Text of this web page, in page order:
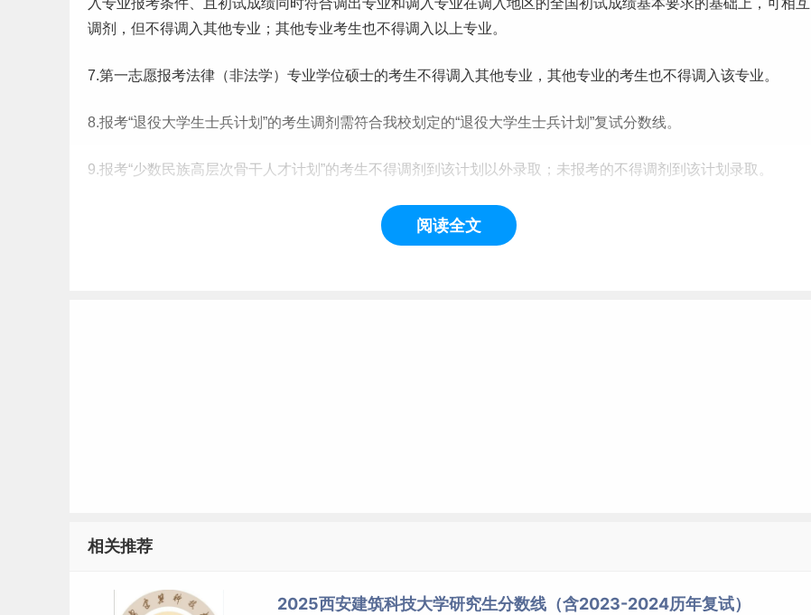
入专业报考条件、且初试成绩同时符合调出专业和调入专业在调入地区的全国初试成绩基本要求的基础上，可相互
调剂，但不得调入其他专业；其他专业考生也不得调入以上专业。
7.第一志愿报考法律（非法学）专业学位硕士的考生不得调入其他专业，其他专业的考生也不得调入该专业。
8.报考“退役大学生士兵计划”的考生调剂需符合我校划定的“退役大学生士兵计划”复试分数线。
9.报考“少数民族高层次骨干人才计划”的考生不得调剂到该计划以外录取；未报考的不得调剂到该计划录取。
10.参加单独考试（含强军计划、援藏计划）的考生不得调剂。
阅读全文
相关推荐
2025西安建筑科技大学研究生分数线（含2023-2024历年复试）